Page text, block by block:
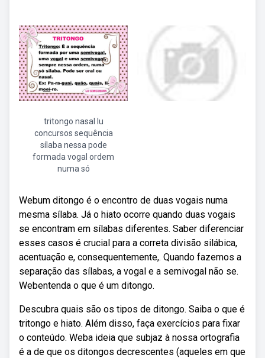
tritongo nasal lu
concursos sequência
sílaba nessa pode
formada vogal ordem
numa só
Webum ditongo é o encontro de duas vogais numa
mesma sílaba. Já o hiato ocorre quando duas vogais
se encontram em sílabas diferentes. Saber diferenciar
esses casos é crucial para a correta divisão silábica,
acentuação e, consequentemente,. Quando fazemos a
separação das sílabas, a vogal e a semivogal não se.
Webentenda o que é um ditongo.
Descubra quais são os tipos de ditongo. Saiba o que é
tritongo e hiato. Além disso, faça exercícios para fixar
o conteúdo. Weba ideia que subjaz à nossa ortografia
é a de que os ditongos decrescentes (aqueles em que